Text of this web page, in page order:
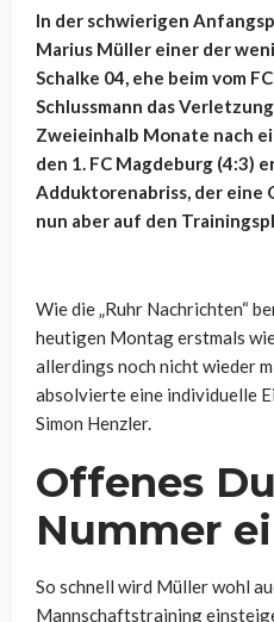
In der schwierigen
Marius Müller einer der
Schalke 04, ehe beim vom
Schlussmann das
Zweieinhalb Monate nach
den 1. FC Magdeburg (4:3)
Adduktorenabriss, der eine
nun aber auf den
Wie die „Ruhr Nachrichten“
heutigen Montag erstmals
allerdings noch nicht wieder
absolvierte eine individuelle
Simon Henzler.
Offenes
Nummer
So schnell wird Müller wohl
Mannschaftstraining